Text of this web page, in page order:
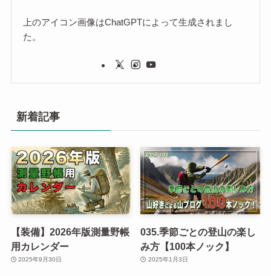
上のアイコン画像はChatGPTによって生成されまし
た。
新着記事
【装備】2026年版測量野帳
用カレンダー
2025年9月30日
035.季節ごとの登山の楽し
み方【100本ノック】
2025年1月3日